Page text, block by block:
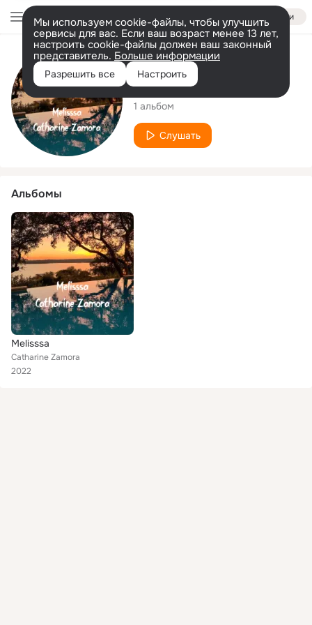
Войти
Мы используем cookie-файлы, чтобы улучшить
сервисы для вас. Если ваш возраст менее 13 лет,
настроить cookie-файлы должен ваш законный
представитель. Больше информации
Разрешить все Настроить
Исполнитель
Catharine Zamora
1 альбом
Слушать
Альбомы
Melisssa
Catharine Zamora
2022